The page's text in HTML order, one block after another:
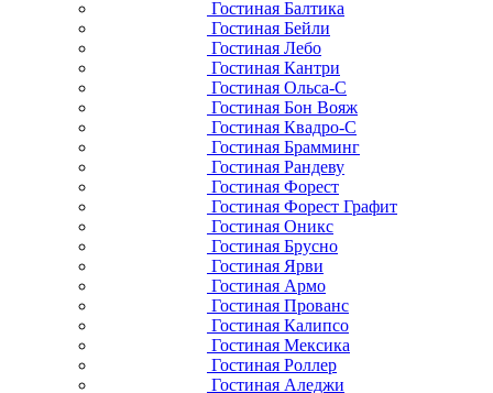
Гостиная Балтика
Гостиная Бейли
Гостиная Лебо
Гостиная Кантри
Гостиная Ольса-С
Гостиная Бон Вояж
Гостиная Квадро-С
Гостиная Брамминг
Гостиная Рандеву
Гостиная Форест
Гостиная Форест Графит
Гостиная Оникс
Гостиная Брусно
Гостиная Ярви
Гостиная Армо
Гостиная Прованс
Гостиная Калипсо
Гостиная Мексика
Гостиная Роллер
Гостиная Аледжи